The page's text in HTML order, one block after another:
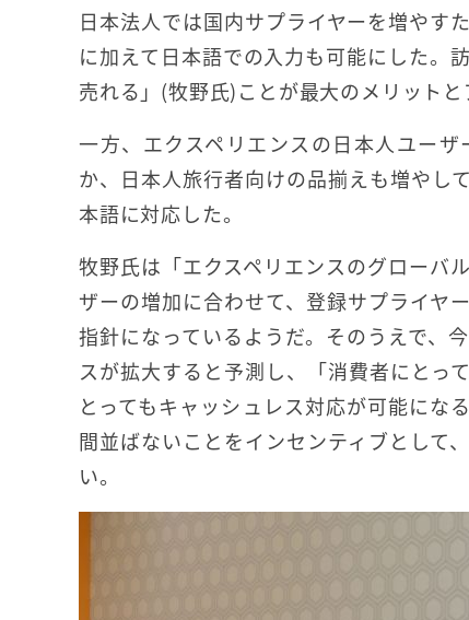
日本法人では国内サプライヤーを増やす
に加えて日本語での入力も可能にした。
売れる」(牧野氏)ことが最大のメリットと
一方、エクスペリエンスの日本人ユー
か、日本人旅行者向けの品揃えも増やし
本語に対応した。
牧野氏は「エクスペリエンスのグローバ
ザーの増加に合わせて、登録サプライヤ
指針になっているようだ。そのうえで、
スが拡大すると予測し、「消費者にとっ
とってもキャッシュレス対応が可能にな
間並ばないことをインセンティブとして
い。